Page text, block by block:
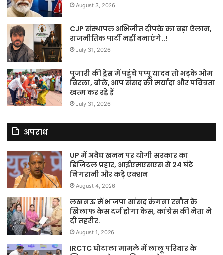
August 3, 2026
CJP संस्थापक अभिजीत दीपके का बड़ा ऐलान,
राजनीतिक पार्टी नहीं बनाएंगे..!
July 31, 2026
पुजारी की ड्रेस में पहुंचे पप्पू यादव तो भड़के ओम
बिरला, बोले, आप संसद की मर्यादा और पवित्रता
खत्म कर रहे हैं
July 31, 2026
अपराध
UP में अवैध खनन पर योगी सरकार का
डिजिटल प्रहार, आईएमएसएस से 24 घंटे
निगरानी और कड़े एक्शन
August 4, 2026
लखनऊ में भाजपा सांसद कंगना रनौत के
खिलाफ केस दर्ज होगा केस, कांग्रेस की नेता ने
दी तहरीर.
August 1, 2026
IRCTC घोटाला मामले में लालू परिवार के